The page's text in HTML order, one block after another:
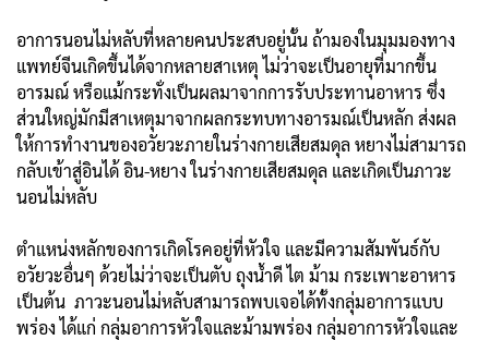
อาการนอนไม่หลับที่หลายคนประสบอยู่นั้น ถ้ามองในมุมมองทาง
แพทย์จีนเกิดขึ้นได้จากหลายสาเหตุ ไม่ว่าจะเป็นอายุที่มากขึ้น
อารมณ์ หรือแม้กระทั่งเป็นผลมาจากการรับประทานอาหาร ซึ่ง
ส่วนใหญ่มักมีสาเหตุมาจากผลกระทบทางอารมณ์เป็นหลัก ส่งผล
ให้การทำงานของอวัยวะภายในร่างกายเสียสมดุล หยางไม่สามารถ
กลับเข้าสู่อินได้ อิน-หยาง ในร่างกายเสียสมดุล และเกิดเป็นภาวะ
นอนไม่หลับ
ตำแหน่งหลักของการเกิดโรคอยู่ที่หัวใจ และมีความสัมพันธ์กับ
อวัยวะอื่นๆ ด้วยไม่ว่าจะเป็นตับ ถุงน้ำดี ไต ม้าม กระเพาะอาหาร
เป็นต้น ภาวะนอนไม่หลับสามารถพบเจอได้ทั้งกลุ่มอาการแบบ
พร่อง ได้แก่ กลุ่มอาการหัวใจและม้ามพร่อง กลุ่มอาการหัวใจและ